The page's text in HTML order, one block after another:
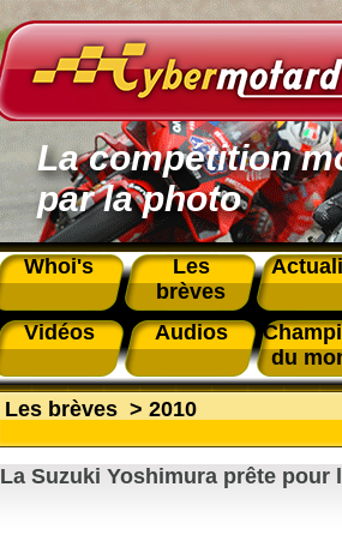
La compétition
par la photo
Whoi's
Les
brèves
Vidéos
Audios
du
Les brèves > 2010
La Suzuki Yoshimura prête pour